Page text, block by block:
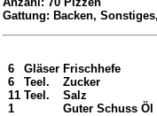
Gattung: Backen,
6
6
11
1
Gläser
Teel.
Teel.
Frischhefe
Zucker
Salz
Guter Schuss Öl